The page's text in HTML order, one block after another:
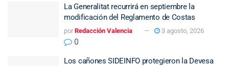
La Generalitat recurrirá en septiembre la
modificación del Reglamento de Costas
por Redacción Valencia 3 agosto, 2026
0
Los cañones SIDEINFO protegieron la Devesa